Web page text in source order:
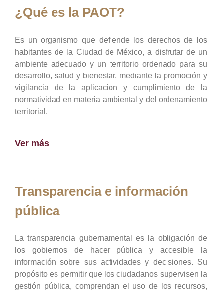
¿Qué es la PAOT?
Es un organismo que defiende los derechos de los
habitantes de la Ciudad de México, a disfrutar de un
ambiente adecuado y un territorio ordenado para su
desarrollo, salud y bienestar, mediante la promoción y
vigilancia de la aplicación y cumplimiento de la
normatividad en materia ambiental y del ordenamiento
territorial.
Ver más
Transparencia e información
pública
La transparencia gubernamental es la obligación de
los gobiernos de hacer pública y accesible la
información sobre sus actividades y decisiones. Su
propósito es permitir que los ciudadanos supervisen la
gestión pública, comprendan el uso de los recursos,